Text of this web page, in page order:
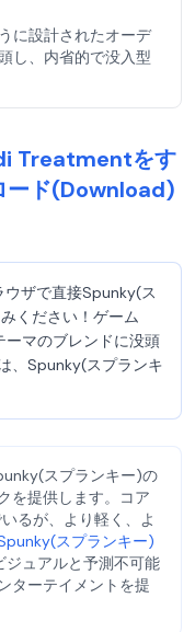
に設計されたオーデ
し、内省的で没入型
Treatmentをす
ード(Download)
ザで直接Spunky(ス
ください！ゲーム
マのブレンドに没頭
、Spunky(スプランキ
スプランキー)の
を提供します。コア
るが、より軽く、よ
スプランキー)
ジュアルと予測不可能
ターテイメントを提